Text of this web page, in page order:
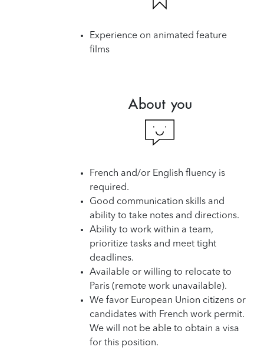
Experience on animated feature
films
About you
French and/or English fluency is
required.
Good communication skills and
ability to take notes and directions.
Ability to work within a team,
prioritize tasks and meet tight
deadlines.
Available or willing to relocate to
Paris (remote work unavailable).
We favor European Union citizens or
candidates with French work permit.
We will not be able to obtain a visa
for this position.